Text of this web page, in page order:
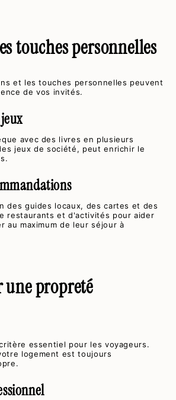
touches personnelles
et les touches personnelles peuvent
de vos invités.
avec des livres en plusieurs
jeux de société, peut enrichir le
des guides locaux, des cartes et des
restaurants et d'activités pour aider
au maximum de leur séjour à
propreté
essentiel pour les voyageurs.
logement est toujours